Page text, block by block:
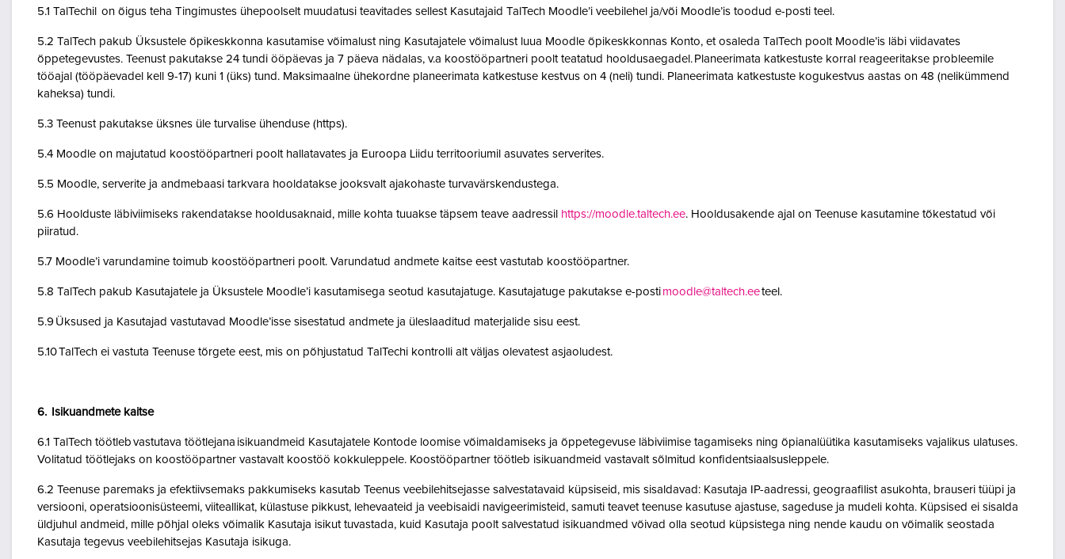
5.1 TalTechil on õigus teha Tingimustes ühepoolselt muudatusi teavitades sellest Kasutajaid TalTech Moodle’i veebilehel ja/või Moodle’is toodud e-posti teel.
5.2 TalTech pakub Üksustele õpikeskkonna kasutamise võimalust ning Kasutajatele võimalust luua Moodle õpikeskkonnas Konto, et osaleda TalTech poolt Moodle’is läbi viidavates
õppetegevustes. Teenust pakutakse 24 tundi ööpäevas ja 7 päeva nädalas, v.a koostööpartneri poolt teatatud hooldusaegadel. Planeerimata katkestuste korral reageeritakse probleemile
tööajal (tööpäevadel kell 9-17) kuni 1 (üks) tund. Maksimaalne ühekordne planeerimata katkestuse kestvus on 4 (neli) tundi. Planeerimata katkestuste kogukestvus aastas on 48 (nelikümmend
kaheksa) tundi.
5.3 Teenust pakutakse üksnes üle turvalise ühenduse (https).
5.4 Moodle on majutatud koostööpartneri poolt hallatavates ja Euroopa Liidu territooriumil asuvates serverites.
5.5 Moodle, serverite ja andmebaasi tarkvara hooldatakse jooksvalt ajakohaste turvavärskendustega.
5.6 Hoolduste läbiviimiseks rakendatakse hooldusaknaid, mille kohta tuuakse täpsem teave aadressil https://moodle.taltech.ee. Hooldusakende ajal on Teenuse kasutamine tõkestatud või
piiratud.
5.7 Moodle’i varundamine toimub koostööpartneri poolt. Varundatud andmete kaitse eest vastutab koostööpartner.
5.8 TalTech pakub Kasutajatele ja Üksustele Moodle’i kasutamisega seotud kasutajatuge. Kasutajatuge pakutakse e-posti moodle@taltech.eeteel.
5.9 Üksused ja Kasutajad vastutavad Moodle’isse sisestatud andmete ja üleslaaditud materjalide sisu eest.
5.10 TalTech ei vastuta Teenuse tõrgete eest, mis on põhjustatud TalTechi kontrolli alt väljas olevatest asjaoludest.
6. Isikuandmete kaitse
6.1 TalTech töötleb vastutava töötlejana isikuandmeid Kasutajatele Kontode loomise võimaldamiseks ja õppetegevuse läbiviimise tagamiseks ning õpianalüütika kasutamiseks vajalikus ulatuses.
Volitatud töötlejaks on koostööpartner vastavalt koostöö kokkuleppele. Koostööpartner töötleb isikuandmeid vastavalt sõlmitud konfidentsiaalsusleppele.
6.2 Teenuse paremaks ja efektiivsemaks pakkumiseks kasutab Teenus veebilehitsejasse salvestatavaid küpsiseid, mis sisaldavad: Kasutaja IP-aadressi, geograafilist asukohta, brauseri tüüpi ja
versiooni, operatsioonisüsteemi, viiteallikat, külastuse pikkust, lehevaateid ja veebisaidi navigeerimisteid, samuti teavet teenuse kasutuse ajastuse, sageduse ja mudeli kohta. Küpsised ei sisalda
üldjuhul andmeid, mille põhjal oleks võimalik Kasutaja isikut tuvastada, kuid Kasutaja poolt salvestatud isikuandmed võivad olla seotud küpsistega ning nende kaudu on võimalik seostada
Kasutaja tegevus veebilehitsejas Kasutaja isikuga.